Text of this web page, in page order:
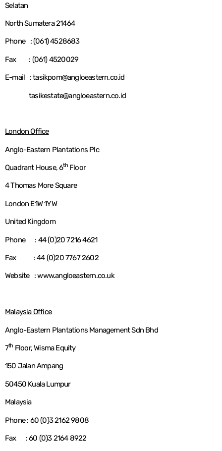
Selatan
North Sumatera 21464
Phone : (061) 4528683
Fax : (061) 4520029
E-mail : tasikpom@angloeastern.co.id
tasikestate@angloeastern.co.id
London Office
Anglo-Eastern Plantations Plc
Quadrant House, 6thFloor
4 Thomas More Square
London E1W 1YW
United Kingdom
Phone : 44 (0)20 7216 4621
Fax : 44 (0)20 7767 2602
Website : www.angloeastern.co.uk
Malaysia Office
Anglo-Eastern Plantations Management Sdn Bhd
7th Floor, Wisma Equity
150 Jalan Ampang
50450 Kuala Lumpur
Malaysia
Phone : 60 (0)3 2162 9808
Fax : 60 (0)3 2164 8922